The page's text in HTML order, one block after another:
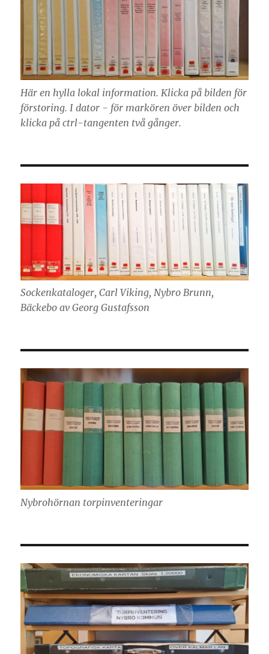
Här en hylla lokal information. Klicka på bilden för
förstoring. I dator - för markören över bilden och
klicka på ctrl-tangenten två gånger.
Sockenkataloger, Carl Viking, Nybro Brunn,
Bäckebo av Georg Gustafsson
Nybrohörnan torpinventeringar